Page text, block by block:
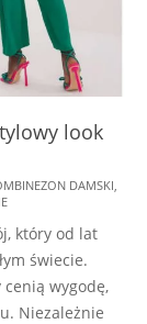
look
DAMSKI
który od lat
świecie.
wygodę,
Niezależnie